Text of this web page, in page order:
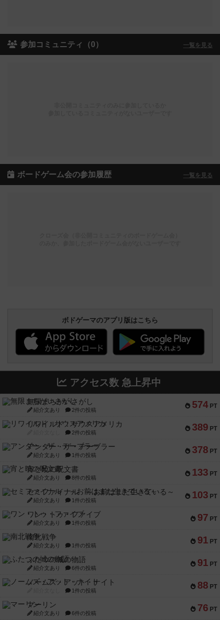
参加コミュニティ（0） 一覧を見る
ボードゲーム会の参加履歴 一覧を見る
ボドゲーマのアプリ版はこちら
アクセス数 急上昇中
574 PT
無限まちがいさがし
紹介文あり 2件の投稿
389 PT
リワイルド：サウスアメリカ
2件の投稿
378 PT
アンダー・ザ・テーブラー
紹介文あり 1件の投稿
133 PT
宵と暁の呪文書
紹介文あり 8件の投稿
103 PT
セミファイナル ～お前はまだ生きている～
紹介文あり 1件の投稿
97 PT
ワン・トゥ・ファイブ
紹介文あり 1件の投稿
91 PT
南北戦争
紹介文あり 1件の投稿
91 PT
ふたつの城の物語
紹介文あり 6件の投稿
88 PT
ノームズ・アット・ナイト
1件の投稿
76 PT
マーリン
紹介文あり 6件の投稿